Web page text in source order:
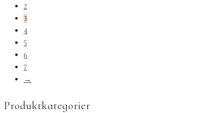
2
3
4
5
6
7
→
Produktkategorier